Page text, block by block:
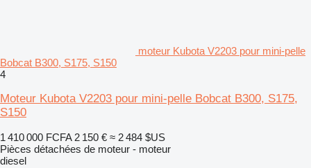
moteur Kubota V2203 pour mini-pelle
Bobcat B300, S175, S150
4
Moteur Kubota V2203 pour mini-pelle Bobcat B300, S175,
S150
1 410 000 FCFA 2 150 € ≈ 2 484 $US
Pièces détachées de moteur - moteur
diesel